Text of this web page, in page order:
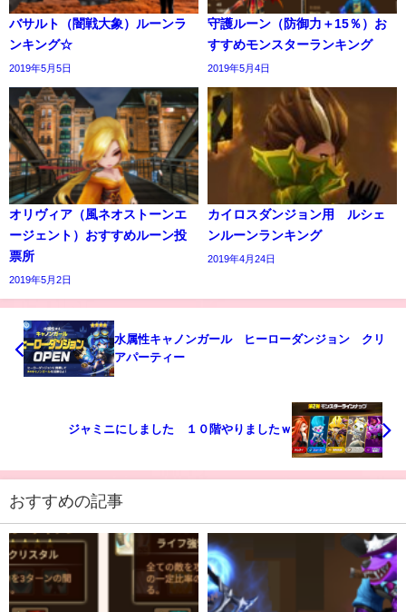
バサルト（闇戦大象）ルーンラ
ンキング☆
2019年5月5日
守護ルーン（防御力＋15％）お
すすめモンスターランキング
2019年5月4日
オリヴィア（風ネオストーンエ
ージェント）おすすめルーン投
票所
2019年5月2日
カイロスダンジョン用 ルシェ
ンルーンランキング
2019年4月24日
水属性キャノンガール ヒーローダンジョン クリ
アパーティー
ジャミニにしました １０階やりましたｗ
おすすめの記事